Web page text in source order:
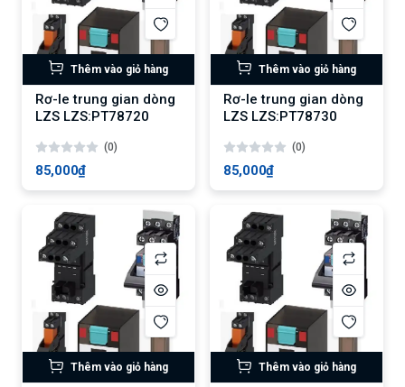
Thêm vào giỏ hàng
Rơ-le trung gian dòng
LZS LZS:PT78720
(0)
85,000₫
Thêm vào giỏ hàng
Rơ-le trung gian dòng
LZS LZS:PT78730
(0)
85,000₫
Thêm vào giỏ hàng Thêm vào giỏ hàng